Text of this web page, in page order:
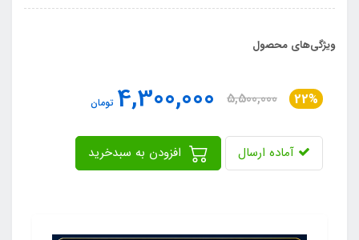
ویژگی‌های محصول
22%
5,500,000
4,300,000 تومان
آماده ارسال